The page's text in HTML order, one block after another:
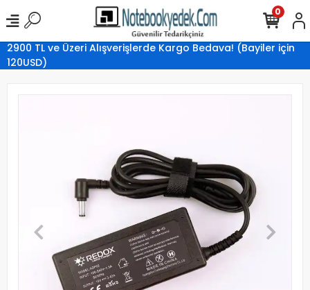
2900 TL ve Üzeri Alışverişlerde Kargo Bedava! (Bayiler için
120USD)
0